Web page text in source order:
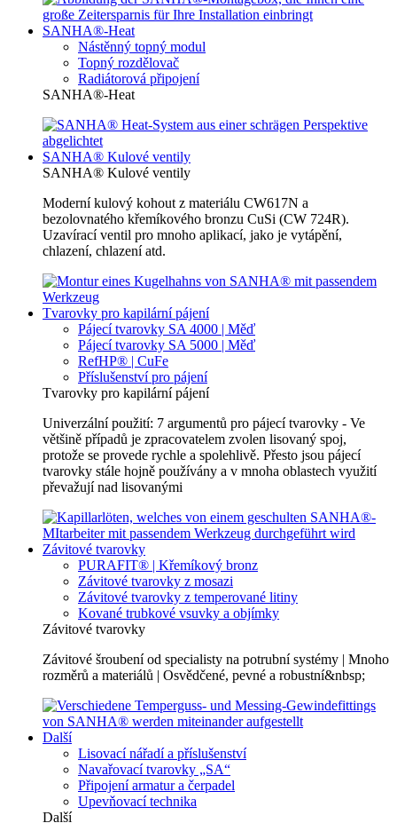
SANHA®-Heat
Nástěnný topný modul
Topný rozdělovač
Radiátorová připojení
SANHA®-Heat
SANHA® Kulové ventily
SANHA® Kulové ventily
Moderní kulový kohout z materiálu CW617N a
bezolovnatého křemíkového bronzu CuSi (CW 724R).
Uzavírací ventil pro mnoho aplikací, jako je vytápění,
chlazení, chlazení atd.
Tvarovky pro kapilární pájení
Pájecí tvarovky SA 4000 | Měď
Pájecí tvarovky SA 5000 | Měď
RefHP® | CuFe
Příslušenství pro pájení
Tvarovky pro kapilární pájení
Univerzální použití: 7 argumentů pro pájecí tvarovky - Ve
většině případů je zpracovatelem zvolen lisovaný spoj,
protože se provede rychle a spolehlivě. Přesto jsou pájecí
tvarovky stále hojně používány a v mnoha oblastech využití
převažují nad lisovanými
Závitové tvarovky
PURAFIT® | Křemíkový bronz
Závitové tvarovky z mosazi
Závitové tvarovky z temperované litiny
Kované trubkové vsuvky a objímky
Závitové tvarovky
Závitové šroubení od specialisty na potrubní systémy | Mnoho
rozměrů a materiálů | Osvědčené, pevné a robustní&nbsp;
Další
Lisovací nářadí a příslušenství
Navařovací tvarovky „SA“
Připojení armatur a čerpadel
Upevňovací technika
Další